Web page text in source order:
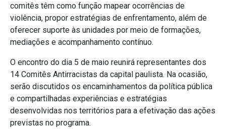
comitês têm como função mapear ocorrências de
violência, propor estratégias de enfrentamento, além de
oferecer suporte às unidades por meio de formações,
mediações e acompanhamento contínuo.
O encontro do dia 5 de maio reunirá representantes dos
14 Comitês Antirracistas da capital paulista. Na ocasião,
serão discutidos os encaminhamentos da política pública
e compartilhadas experiências e estratégias
desenvolvidas nos territórios para a efetivação das ações
previstas no programa.